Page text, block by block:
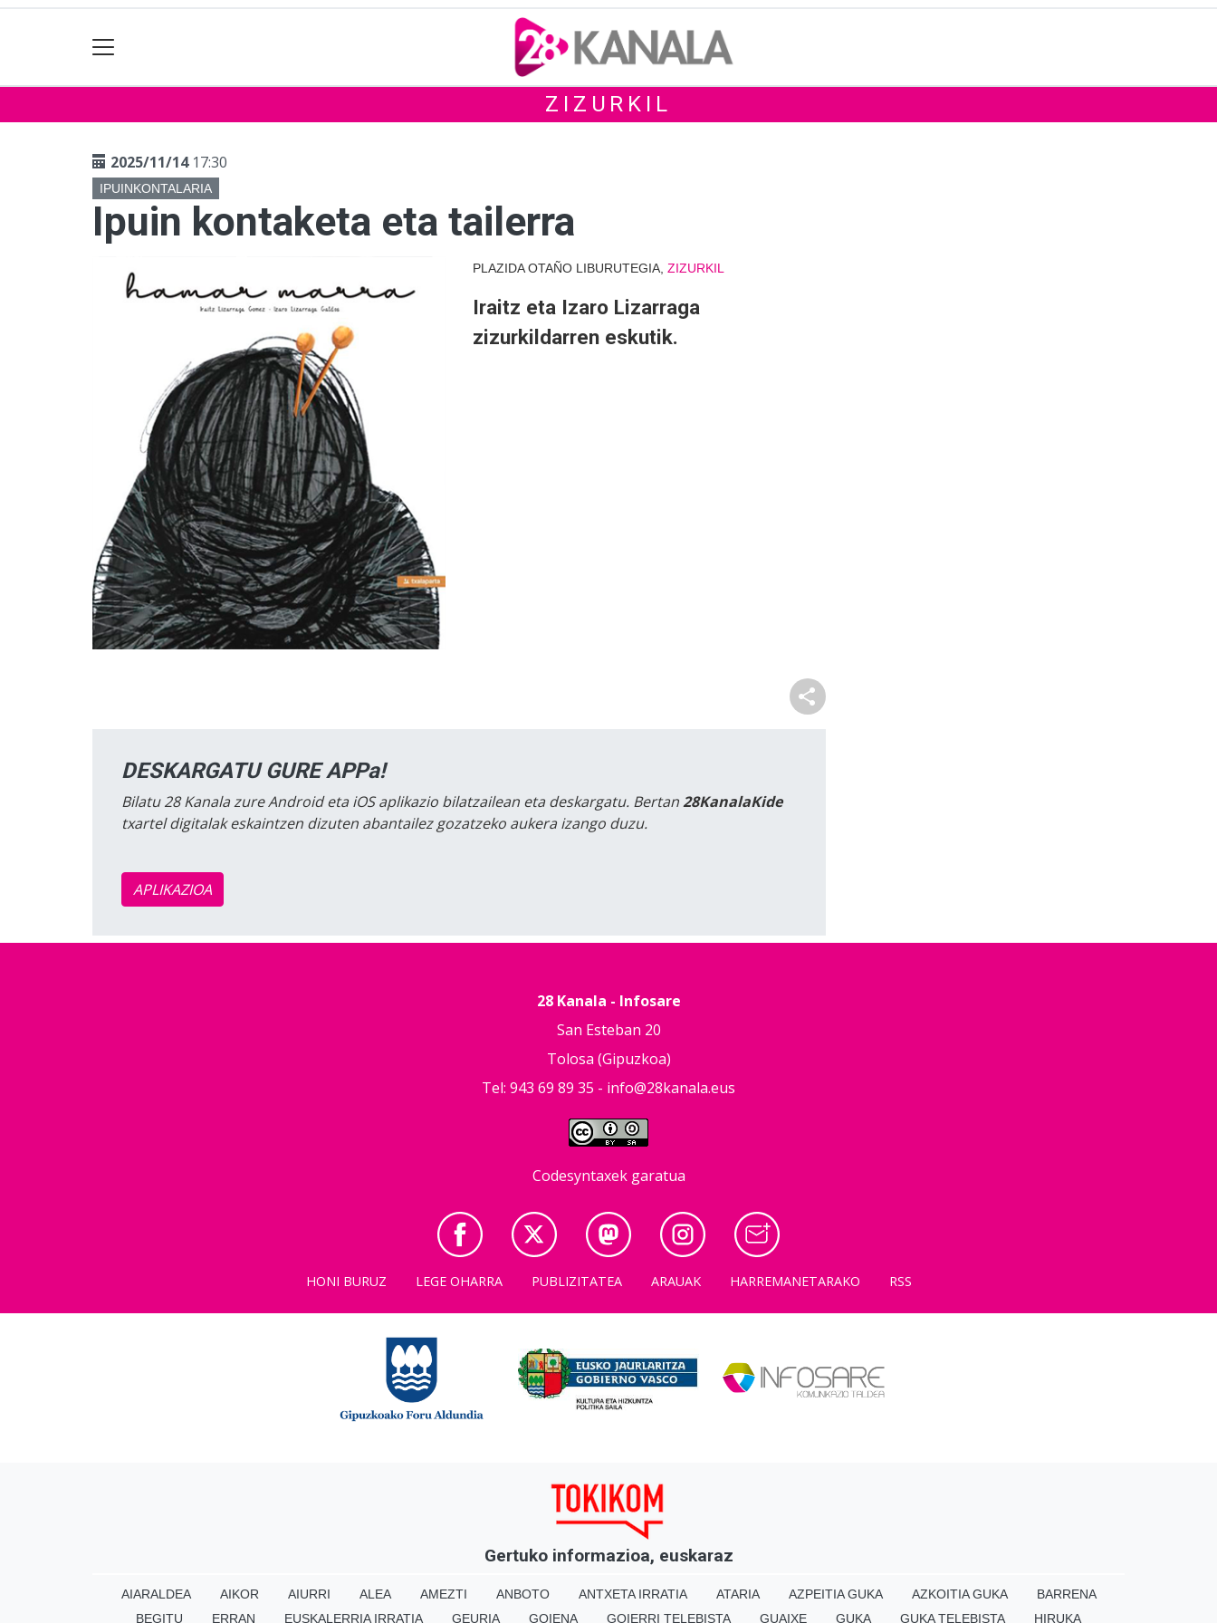
ZIZURKIL
2025/11/1417:30
IPUINKONTALARIA
Ipuin kontaketa eta tailerra
PLAZIDA OTAÑO LIBURUTEGIA, ZIZURKIL
Iraitz eta Izaro Lizarraga
zizurkildarren eskutik.
DESKARGATU GURE APPa!
Bilatu 28 Kanala zure Android eta iOS aplikazio bilatzailean eta deskargatu. Bertan28KanalaKide
txartel digitalak eskaintzen dizuten abantailez gozatzeko aukera izango duzu.
APLIKAZIOA
28 Kanala - Infosare
San Esteban 20
Tolosa (Gipuzkoa)
Tel: 943 69 89 35 - info@28kanala.eus
Codesyntaxek garatua
HONI BURUZ LEGE OHARRA PUBLIZITATEA ARAUAK HARREMANETARAKO RSS
Gertuko informazioa, euskaraz
AIARALDEA AIKOR AIURRI ALEA AMEZTI ANBOTO ANTXETA IRRATIA ATARIA AZPEITIA GUKA AZKOITIA GUKA
BARRENA
BEGITU
ERRAN EUSKALERRIA IRRATIA GEURIA GOIENA GOIERRI TELEBISTA GUAIXE GUKA GUKA TELEBISTA HIRUKA